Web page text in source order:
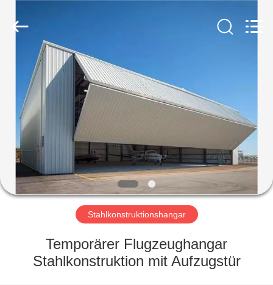
HAUS
PRODUKTE
VIDEOS
VR
SHOW
ÜBER
UNS
Co.,Ltd.
Stahlkonstruktionshangar
Temporärer Flugzeughangar
Stahlkonstruktion mit Aufzugstür